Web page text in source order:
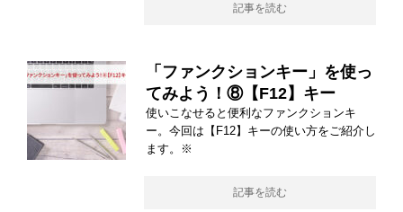
記事を読む
「ファンクションキー」を使っ
てみよう！⑧【F12】キー
使いこなせると便利なファンクションキ
ー。今回は【F12】キーの使い方をご紹介し
ます。※
記事を読む